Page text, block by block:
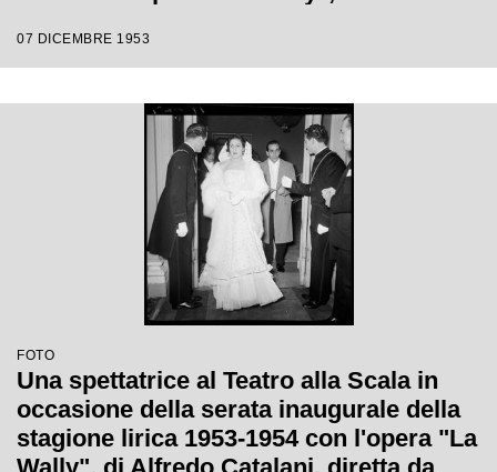
con la regia di Tatiana Pavlova
07 DICEMBRE 1953
FOTO
Una spettatrice al Teatro alla Scala in
occasione della serata inaugurale della
stagione lirica 1953-1954 con l'opera "La